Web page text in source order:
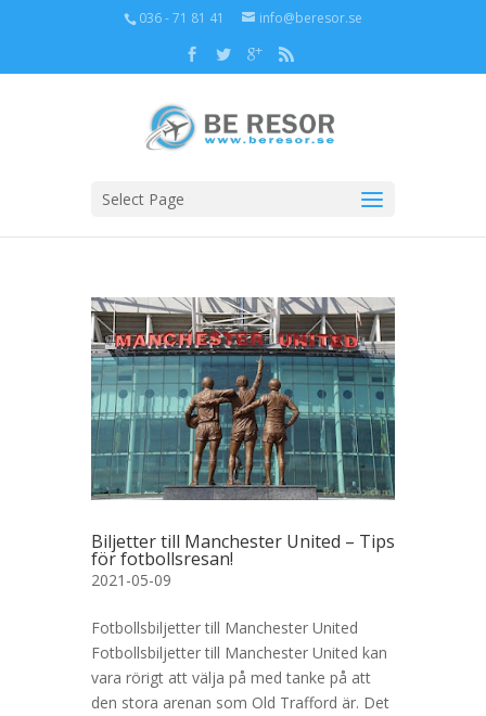
036 - 71 81 41 info@beresor.se
Select Page
Biljetter till Manchester United – Tips
för fotbollsresan!
2021-05-09
Fotbollsbiljetter till Manchester United
Fotbollsbiljetter till Manchester United kan
vara rörigt att välja på med tanke på att
den stora arenan som Old Trafford är. Det